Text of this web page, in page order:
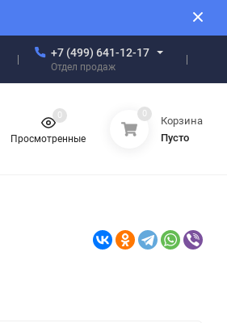
+7 (499) 641-12-17
Отдел продаж
Просмотренные
0 0
Корзина
Пусто